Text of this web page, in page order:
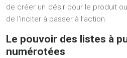
de créer un désir pour le produit
de l’inciter à passer à l’action.
Le pouvoir des listes à
numérotées